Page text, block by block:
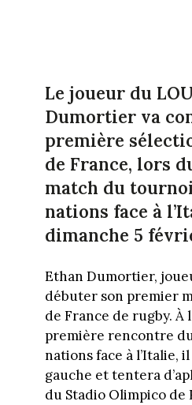
Le joueur du
Dumortier va
première
de France, lors
match du
nations face à
dimanche 5
Ethan Dumortier,
débuter son premier
de France de rugby. À
première rencontre
nations face à l’Italie,
gauche et tentera
du Stadio Olimpico de